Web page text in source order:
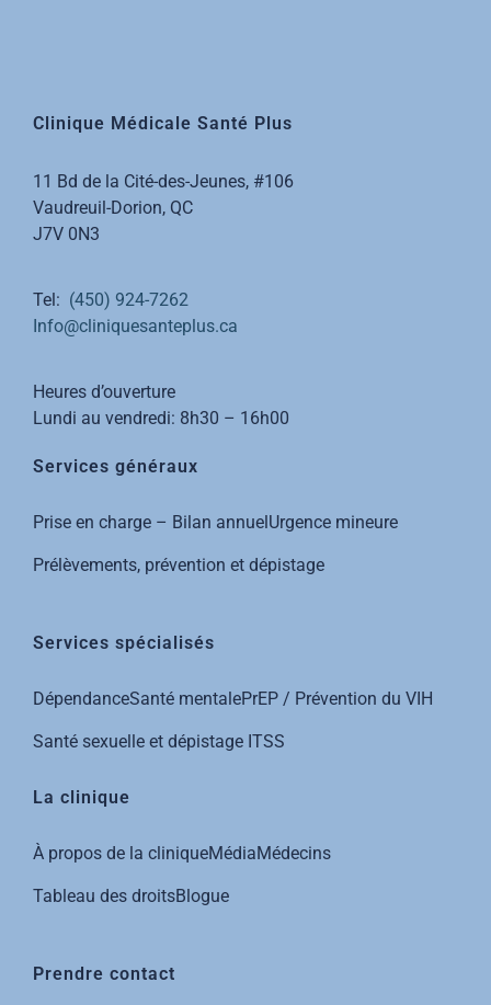
Clinique Médicale Santé Plus
11 Bd de la Cité-des-Jeunes, #106
Vaudreuil-Dorion, QC
J7V 0N3
Tel: (450) 924-7262
Info@cliniquesanteplus.ca
Heures d’ouverture
Lundi au vendredi: 8h30 – 16h00
Services généraux
Prise en charge – Bilan annuelUrgence mineure
Prélèvements, prévention et dépistage
Services spécialisés
DépendanceSanté mentalePrEP / Prévention du VIH
Santé sexuelle et dépistage ITSS
La clinique
À propos de la cliniqueMédiaMédecins
Tableau des droitsBlogue
Prendre contact